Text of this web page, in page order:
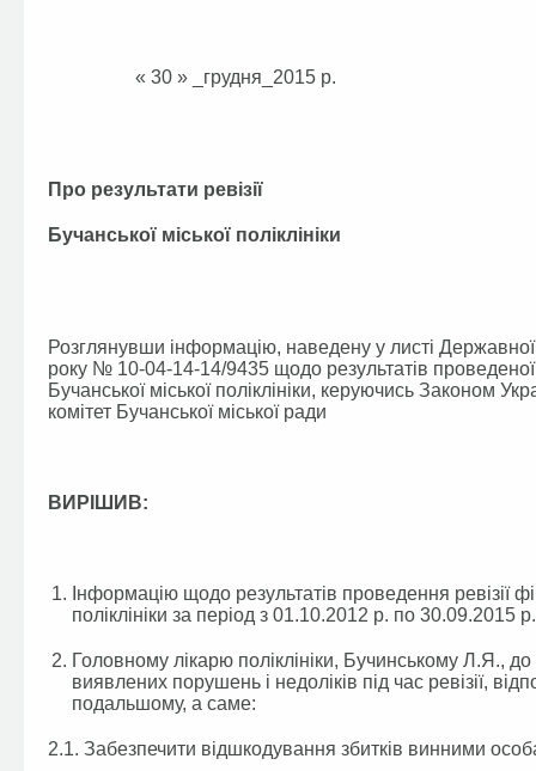
« 30 »
Про результати ревізії
Бучанської міської поліклініки
Розглянувши інформацію, наведену у листі Державної
року № 10-04-14-14/9435 щодо результатів проведеної
Бучанської міської поліклініки, керуючись Законом
комітет Бучанської міської ради
ВИРІШИВ:
Інформацію щодо результатів проведення ревізії
поліклініки за період з 01.10.2012 р. по 30.09.2015
Головному лікарю поліклініки, Бучинському Л.Я.,
виявлених порушень і недоліків під час ревізії,
подальшому, а саме:
2.1. Забезпечити відшкодування збитків винними